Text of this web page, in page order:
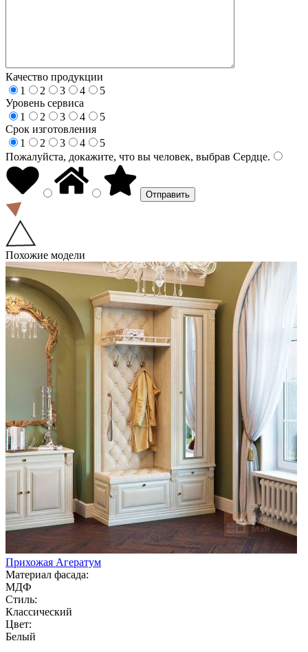
Качество продукции
1
2 3 4
5
Уровень сервиса
1
2 3 4
5
Срок изготовления
1
2 3 4
5
Пожалуйста, докажите, что вы человек, выбрав Сердце.
Похожие модели
Прихожая Агератум
Материал фасада:
МДФ
Стиль:
Классический
Цвет:
Белый